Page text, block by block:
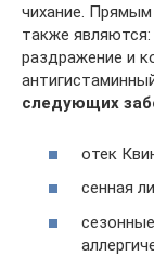
чихание.
также
раздражение и
следующих
отек
сенная